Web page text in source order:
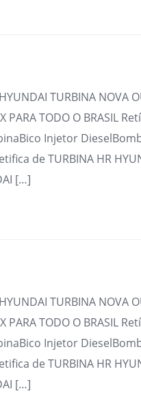
TURBINA NOVA
PARA TODO O BRASIL
Injetor
de TURBINA HR
[…]
TURBINA NOVA
PARA TODO O BRASIL
Injetor
de TURBINA HR
[…]